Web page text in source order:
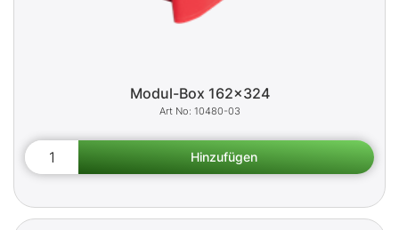
Modul-Box 162x324
10480-03